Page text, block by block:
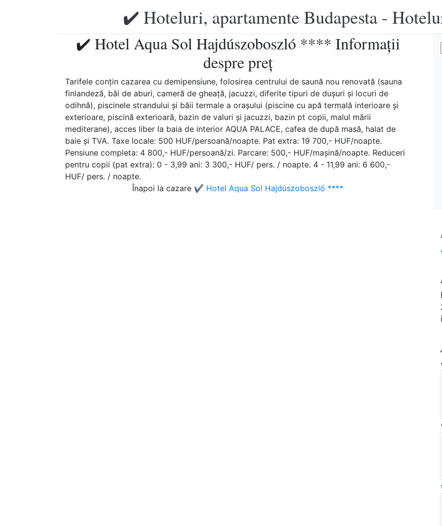
✔️ Hoteluri, apartamente Budapesta -
✔️ Hotel Aqua Sol Hajdúszoboszló **** Informații
despre preț
Tarifele conţin cazarea cu demipensiune, folosirea centrului de saună nou renovată (sauna
finlandeză, băi de aburi, cameră de gheață, jacuzzi, diferite tipuri de dușuri și locuri de
odihnă), piscinele strandului şi băii termale a oraşului (piscine cu apă termală interioare şi
exterioare, piscină exterioară, bazin de valuri şi jacuzzi, bazin pt copii, malul mării
mediterane), acces liber la baia de interior AQUA PALACE, cafea de după masă, halat de
baie şi TVA. Taxe locale: 500 HUF/persoană/noapte. Pat extra: 19 700,- HUF/noapte.
Pensiune completa: 4 800,- HUF/persoană/zi. Parcare: 500,- HUF/maşină/noapte. Reduceri
pentru copii (pat extra): 0 - 3,99 ani: 3 300,- HUF/ pers. / noapte. 4 - 11,99 ani: 6 600,-
HUF/ pers. / noapte.
Înapoi la cazare ✔️ Hotel Aqua Sol Hajdúszoboszló ****